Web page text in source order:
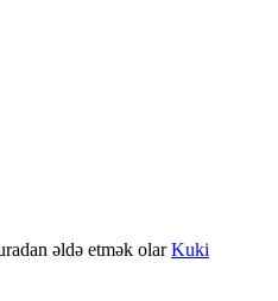
əldə etmək olarKuki